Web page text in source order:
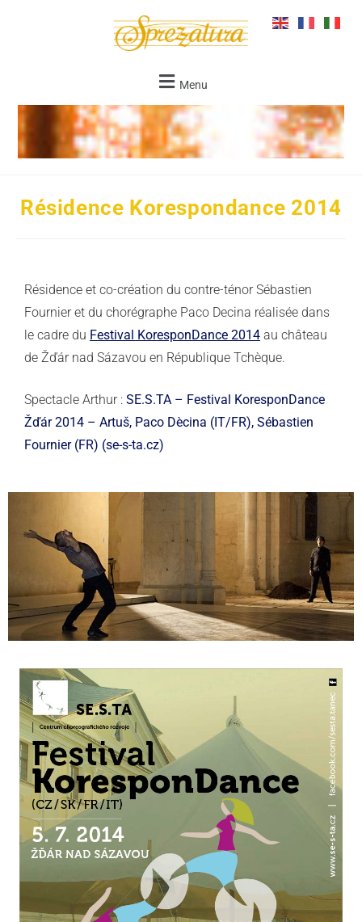
Menu
Résidence Korespondance 2014
Résidence et co-création du contre-ténor Sébastien
Fournier et du chorégraphe Paco Decina réalisée dans
le cadre du Festival KoresponDance 2014 au château
de Žďár nad Sázavou en République Tchèque.
Spectacle Arthur : SE.S.TA – Festival KoresponDance
Žďár 2014 – Artuš, Paco Dècina (IT/FR), Sébastien
Fournier (FR) (se-s-ta.cz)